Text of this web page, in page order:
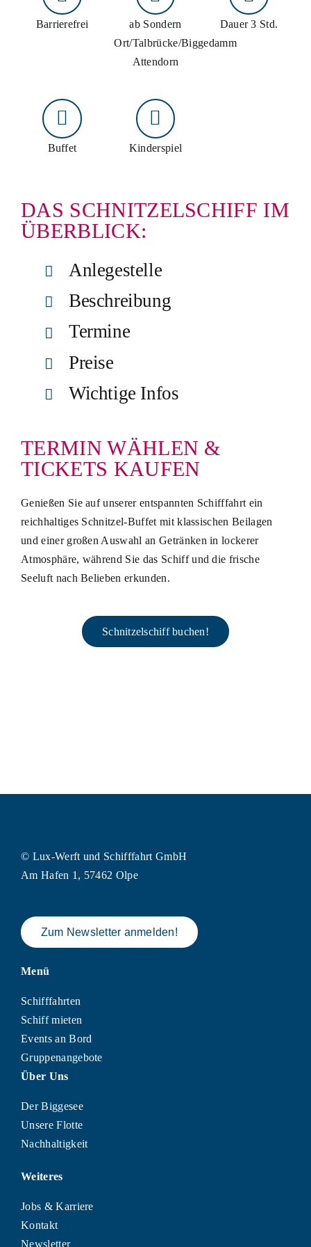
Barrierefrei
ab Sondern
Ort/Talbrücke/Biggedamm
Attendorn
Dauer 3 Std.
Buffet Kinderspiel
DAS SCHNITZELSCHIFF IM
ÜBERBLICK:
Anlegestelle
Beschreibung
Termine
Preise
Wichtige Infos
TERMIN WÄHLEN &
TICKETS KAUFEN
Genießen Sie auf unserer entspannten Schifffahrt ein
reichhaltiges Schnitzel-Buffet mit klassischen Beilagen
und einer großen Auswahl an Getränken in lockerer
Atmosphäre, während Sie das Schiff und die frische
Seeluft nach Belieben erkunden.
Schnitzelschiff buchen!
© Lux-Werft und Schifffahrt GmbH
Am Hafen 1, 57462 Olpe
Zum Newsletter anmelden!
Menü
Schifffahrten
Schiff mieten
Events an Bord
Gruppenangebote
Über Uns
Der Biggesee
Unsere Flotte
Nachhaltigkeit
Weiteres
Jobs & Karriere
Kontakt
Newsletter
Schiff mieten
Events an Bord
Planung & Service
E-Mail:
info@biggesee.de
Anfahrt: Anleger, Parken & Barrierefreiheit